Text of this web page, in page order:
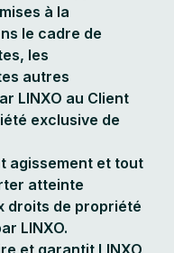
à la
le cadre de
les
autres
LINXO au Client
exclusive de
agissement et tout
atteinte
droits de propriété
LINXO.
et garantit LINXO